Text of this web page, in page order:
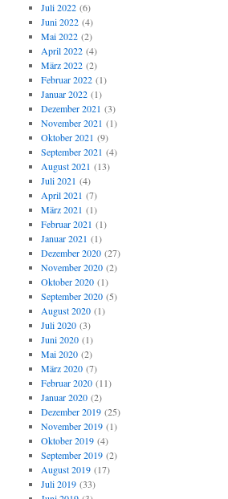
Juli 2022(6)
Juni 2022(4)
Mai 2022(2)
April 2022(4)
März 2022(2)
Februar 2022(1)
Januar 2022(1)
Dezember 2021 (3)
November 2021 (1)
Oktober 2021 (9)
September 2021 (4)
August 2021 (13)
Juli 2021 (4)
April 2021 (7)
März 2021 (1)
Februar 2021 (1)
Januar 2021 (1)
Dezember 2020(27)
November 2020(2)
Oktober 2020(1)
September 2020(5)
August 2020(1)
Juli 2020(3)
Juni 2020(1)
Mai 2020(2)
März 2020(7)
Februar 2020(11)
Januar 2020(2)
Dezember 2019(25)
November 2019(1)
Oktober 2019(4)
September 2019(2)
August 2019(17)
Juli 2019(33)